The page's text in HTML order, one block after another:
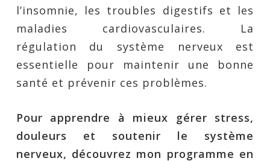
l’insomnie, les troubles digestifs et les
maladies cardiovasculaires. La
régulation du système nerveux est
essentielle pour maintenir une bonne
santé et prévenir ces problèmes.
Pour apprendre à mieux gérer stress,
douleurs et soutenir le système
nerveux, découvrez mon programme en